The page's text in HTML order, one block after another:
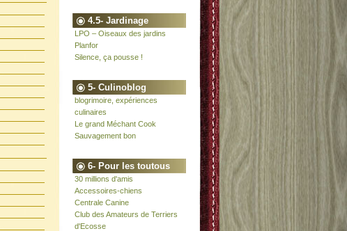
4.5- Jardinage
LPO – Oiseaux des jardins
Planfor
Silence, ça pousse !
5- Culinoblog
blogrimoire, expériences
culinaires
Le grand Méchant Cook
Sauvagement bon
6- Pour les toutous
30 millions d'amis
Accessoires-chiens
Centrale Canine
Club des Amateurs de Terriers
d'Ecosse